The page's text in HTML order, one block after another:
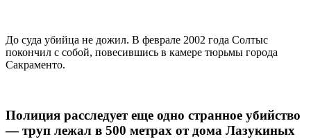
До суда убийца не дожил. В феврале 2002 года Солтыс
покончил с собой, повесившись в камере тюрьмы города
Сакраменто.
Полиция расследует еще одно странное убийство
— труп лежал в 500 метрах от дома Лазукиных